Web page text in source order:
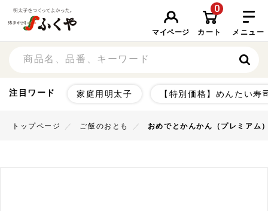
マイページ カート
0
注目ワード 家庭用明太子 【特別価格】めんたい寿
メニュー
トップページ ご飯のおとも おめでとかんかん（プレミアム